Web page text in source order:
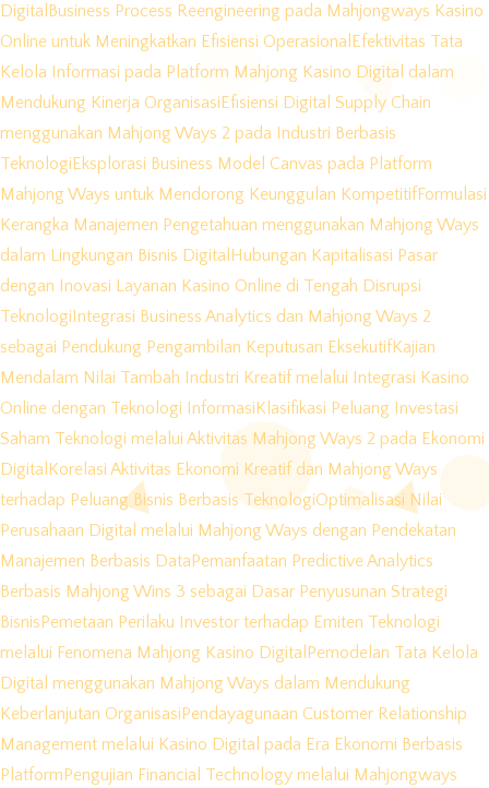
Digital Business Process Reengineering pada Mahjongways Kasino
Online untuk Meningkatkan Efisiensi Operasional Efektivitas Tata
Kelola Informasi pada Platform Mahjong Kasino Digital dalam
Mendukung Kinerja Organisasi Efisiensi Digital Supply Chain
menggunakan Mahjong Ways 2 pada Industri Berbasis
Teknologi Eksplorasi Business Model Canvas pada Platform
Mahjong Ways untuk Mendorong Keunggulan KompetitifFormulasi
Kerangka Manajemen Pengetahuan menggunakan Mahjong Ways
dalam Lingkungan Bisnis Digital Hubungan Kapitalisasi Pasar
dengan Inovasi Layanan Kasino Online di Tengah Disrupsi
Teknologi Integrasi Business Analytics dan Mahjong Ways 2
sebagai Pendukung Pengambilan Keputusan EksekutifKajian
Mendalam Nilai Tambah Industri Kreatif melalui Integrasi Kasino
Online dengan Teknologi Informasi Klasifikasi Peluang Investasi
Saham Teknologi melalui Aktivitas Mahjong Ways 2 pada Ekonomi
Digital Korelasi Aktivitas Ekonomi Kreatif dan Mahjong Ways
terhadap Peluang Bisnis Berbasis TeknologiOptimalisasi Nilai
Perusahaan Digital melalui Mahjong Ways dengan Pendekatan
Manajemen Berbasis Data Pemanfaatan Predictive Analytics
Berbasis Mahjong Wins 3 sebagai Dasar Penyusunan Strategi
Bisnis Pemetaan Perilaku Investor terhadap Emiten Teknologi
melalui Fenomena Mahjong Kasino Digital Pemodelan Tata Kelola
Digital menggunakan Mahjong Ways dalam Mendukung
Keberlanjutan Organisasi Pendayagunaan Customer Relationship
Management melalui Kasino Digital pada Era Ekonomi Berbasis
Platform Pengujian Financial Technology melalui Mahjongways